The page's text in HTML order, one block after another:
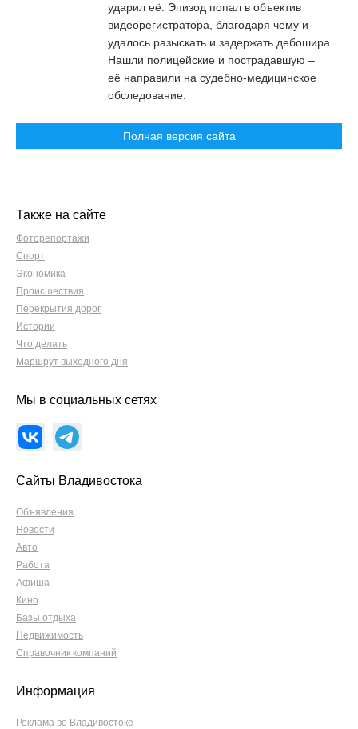
ударил её. Эпизод попал в объектив
видеорегистратора, благодаря чему и
удалось разыскать и задержать дебошира.
Нашли полицейские и пострадавшую –
её направили на судебно-медицинское
обследование.
Полная версия сайта
Также на сайте
Фоторепортажи
Спорт
Экономика
Происшествия
Перекрытия дорог
Истории
Что делать
Маршрут выходного дня
Мы в социальных сетях
Сайты Владивостока
Объявления
Новости
Авто
Работа
Афиша
Кино
Базы отдыха
Недвижимость
Справочник компаний
Информация
Реклама во Владивостоке